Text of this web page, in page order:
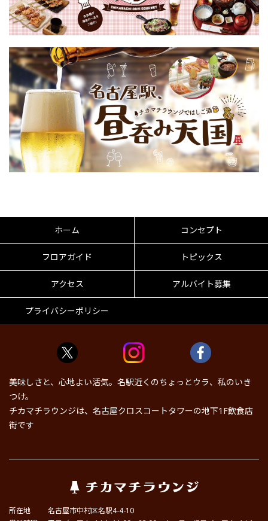
ホーム コンセプト
フロアガイド トピックス
アクセス アルバイト募集
プライバシーポリシー
美味しさと、心地よい活気。名駅近くのちょっとウラ、私のいき
つけ。
チカマチラウンジは、名古屋クロスコートタワーの地下1F飲食店
街です
所在地
名古屋市中村区名駅4-4-10